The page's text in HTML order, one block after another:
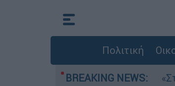
Πολιτική
BREAKING NEWS:
στο Αιγαίο «Στέρεψε»